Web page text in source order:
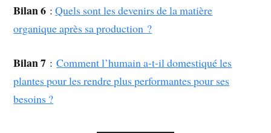
Bilan 6 :Quels sont les devenirs de la matière
organique après sa production ?
Bilan 7 :Comment l’humain a-t-il domestiqué les
plantes pour les rendre plus performantes pour ses
besoins ?